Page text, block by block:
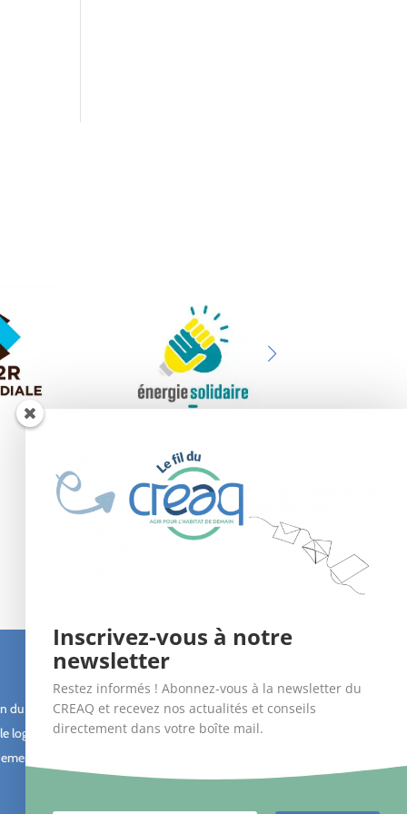
du bâti
logement
des
Suivez-nous !
Inscrivez-vous à notre
newsletter
Restez informés ! Abonnez-vous à la newsletter du
CREAQ et recevez nos actualités et conseils
directement dans votre boîte mail.